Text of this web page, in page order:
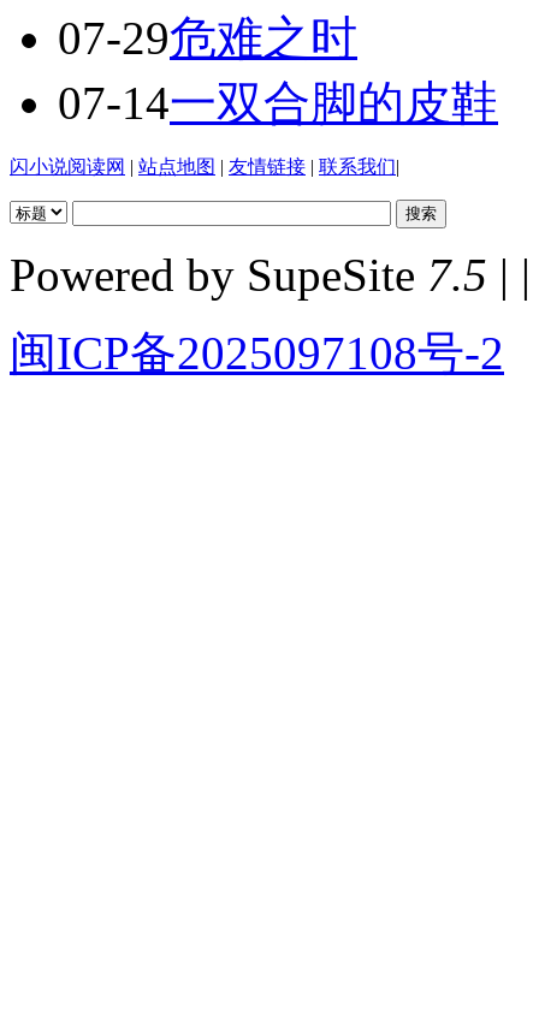
07-29危难之时
07-14一双合脚的皮鞋
闪小说阅读网 | 站点地图 | 友情链接 | 联系我们|
Powered by SupeSite 7.5 | |
闽ICP备2025097108号-2